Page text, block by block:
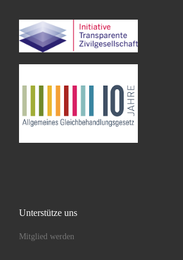
Unterstütze uns
Mitglied werden